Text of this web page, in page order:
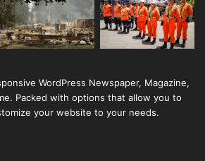
WordPress Newspaper, Magazine,
Packed with options that allow you to
your website to your needs.